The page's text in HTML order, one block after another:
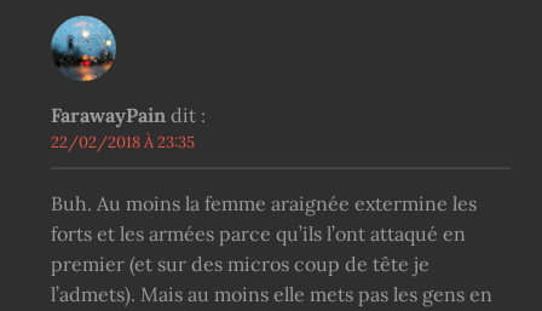
FarawayPain dit :
22/02/2018 À 23:35
Buh. Au moins la femme araignée extermine les
forts et les armées parce qu’ils l’ont attaqué en
premier (et sur des micros coup de tête je
l’admets). Mais au moins elle mets pas les gens en